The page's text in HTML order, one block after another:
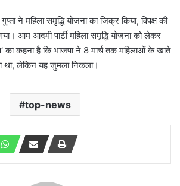
ने महिला समृद्धि योजना का जिक्र किया, विपक्ष की
आम आदमी पार्टी महिला समृद्धि योजना को लेकर
का कहना है कि भाजपा ने 8 मार्च तक महिलाओं के खाते
था, लेकिन यह जुमला निकला।
top-news